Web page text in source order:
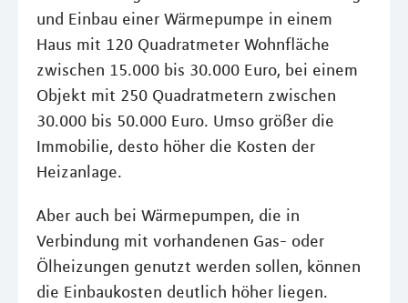
und Einbau einer Wärmepumpe in einem
Haus mit 120 Quadratmeter Wohnfläche
zwischen 15.000 bis 30.000 Euro, bei einem
Objekt mit 250 Quadratmetern zwischen
30.000 bis 50.000 Euro. Umso größer die
Immobilie, desto höher die Kosten der
Heizanlage.
Aber auch bei Wärmepumpen, die in
Verbindung mit vorhandenen Gas- oder
Ölheizungen genutzt werden sollen, können
die Einbaukosten deutlich höher liegen.